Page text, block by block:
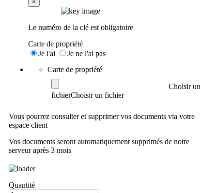
×
Le numéro de la clé est obligatoire
Carte de propriété
Je l'ai
Je ne l'ai pas
Carte de propriété
Choisir un
fichier
Vous pourrez consulter et supprimer vos documents via votre
espace client
Vos documents seront automatiquement supprimés de notre
serveur après 3 mois
Quantité